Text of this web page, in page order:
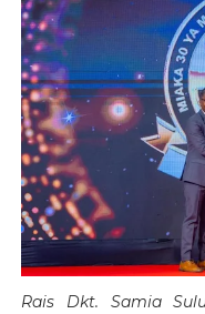
Rais Dkt. Samia